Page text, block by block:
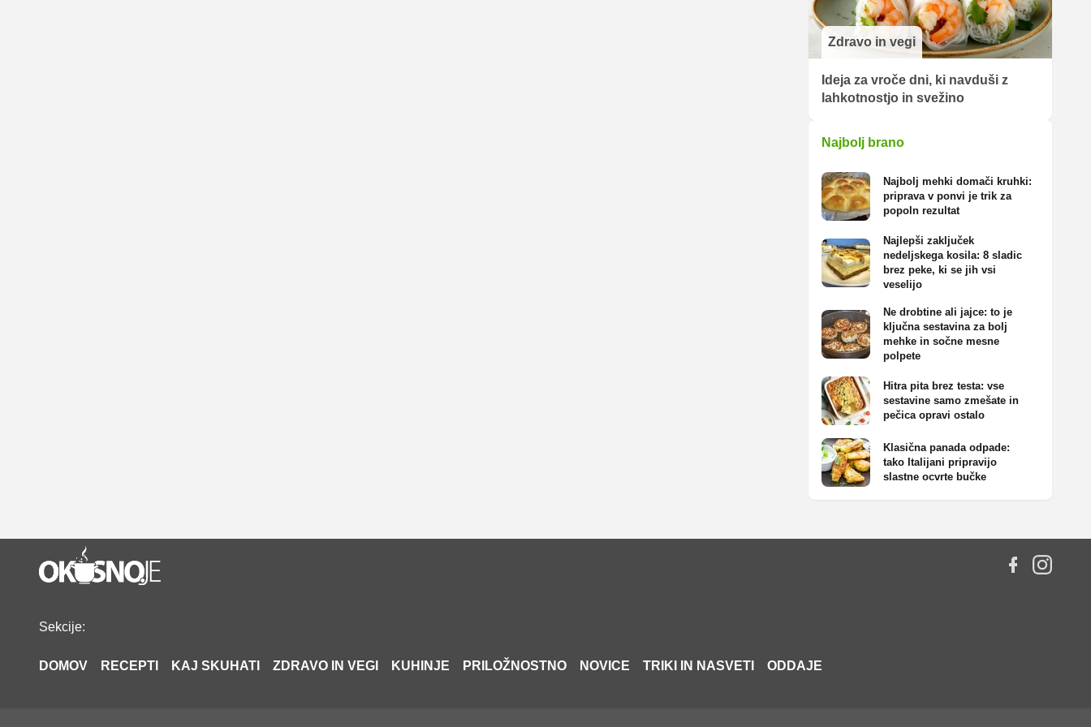
Zdravo in vegi
Ideja za vroče dni, ki navduši z
lahkotnostjo in svežino
Najbolj brano
Najbolj mehki domači kruhki:
priprava v ponvi je trik za
popoln rezultat
Najlepši zaključek
nedeljskega kosila: 8 sladic
brez peke, ki se jih vsi
veselijo
Ne drobtine ali jajce: to je
ključna sestavina za bolj
mehke in sočne mesne
polpete
Hitra pita brez testa: vse
sestavine samo zmešate in
pečica opravi ostalo
Klasična panada odpade:
tako Italijani pripravijo
slastne ocvrte bučke
Sekcije:
DOMOV RECEPTI KAJ SKUHATI ZDRAVO IN VEGI KUHINJE PRILOŽNOSTNO NOVICE TRIKI IN NASVETI ODDAJE